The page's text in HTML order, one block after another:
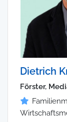
Dietrich
Förster,